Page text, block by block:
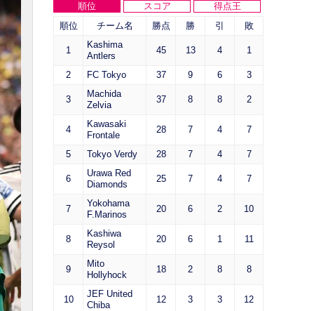
順位 スコア
得点王
順位
チーム名 勝点 勝 引 敗
1
Kashima
Antlers
45 13 4 1
2 FC Tokyo 37 9 6 3
3
Machida
Zelvia
37 8 8 2
4
Kawasaki
Frontale
28 7 4 7
5 Tokyo Verdy 28 7 4 7
6
Urawa Red
Diamonds
25 7 4 7
7
Yokohama
F.Marinos
20 6 2 10
8
Kashiwa
Reysol
20 6 1 11
9
Mito
Hollyhock
18 2 8 8
10
JEF United
Chiba
12 3 3 12